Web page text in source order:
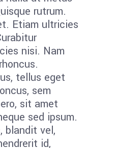
rutrum.
Etiam ultricies
nisi. Nam
tellus eget
sem
sit amet
sed ipsum.
blandit vel,
id,